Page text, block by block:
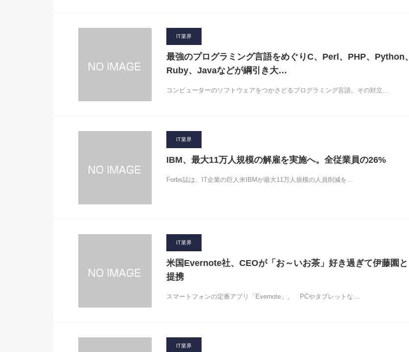
IT業界
最強のプログラミング言語をめぐりC、Perl、PHP、Python、
Ruby、Javaなどが綱引き大…
コンピューターのソフトウェアをつかさどるプログラミング言語。その対立…
IT業界
IBM、最大11万人規模の解雇を実施へ。全従業員の26%
Forbs誌は、IT企業の巨人米IBMが最大11万人規模の人員削減を…
IT業界
米国Evernote社、CEOが「お～いお茶」好き過ぎて伊藤園と
提携
スマートフォンの定番アプリ「Evernote」。 PCやタブレットな…
IT業界